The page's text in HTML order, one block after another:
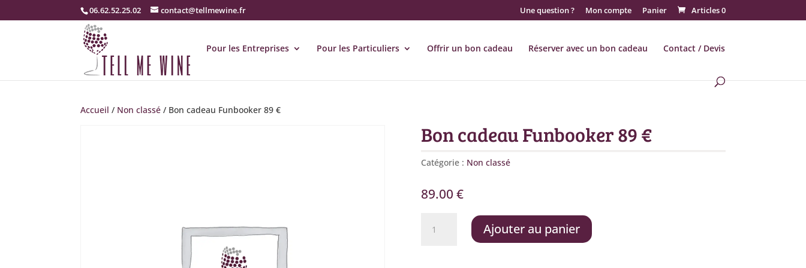
06.62.52.25.02 contact@tellmewine.fr Une question ? Mon compte Panier Articles 0
Pour les Entreprises Pour les Particuliers Offrir un bon cadeau Réserver avec un bon cadeau Contact / Devis
Accueil / Non classé / Bon cadeau Funbooker 89 €
Bon cadeau Funbooker 89 €
Catégorie : Non classé
89.00 €
Ajouter au panier